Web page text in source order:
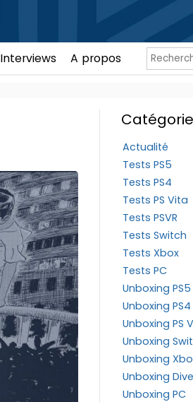
Interviews A propos
Actualité
Tests PS5
Tests PS4
Tests PS Vita
Tests PSVR
Tests Switch
Tests Xbox
Tests PC
Unboxing PS5
Unboxing PS4
Unboxing PS
Unboxing
Unboxing
Unboxing
Unboxing PC